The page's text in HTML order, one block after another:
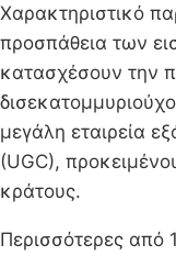
Χαρακτηριστικό
προσπάθεια των
κατασχέσουν την
μεγάλη εταιρεία
(UGC),
κράτους.
Περισσότερες από